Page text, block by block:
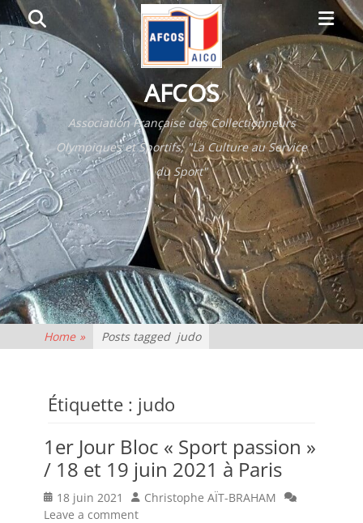
AFCOS
Association Française des Collectionneurs
Olympiques et Sportifs, "La Culture au Service
du Sport"
Menu
Search
Home » Posts tagged judo
Étiquette : judo
1er Jour Bloc « Sport passion »
/ 18 et 19 juin 2021 à Paris
Posted
on
18 juin 2021 Author
Christophe AÏT-BRAHAM
Leave a comment